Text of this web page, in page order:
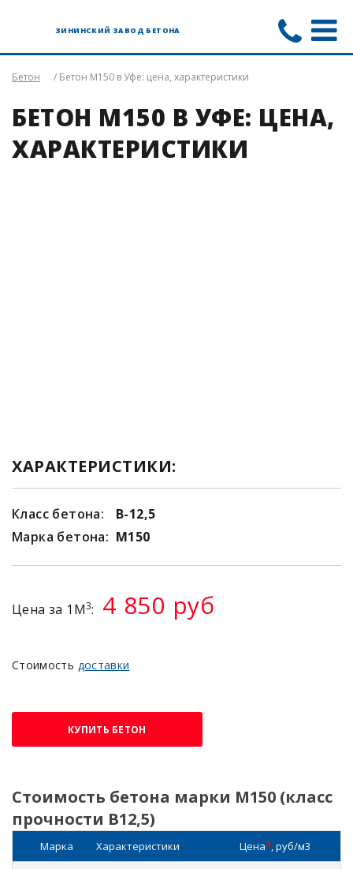
ЗИНИНСКИЙ ЗАВОД БЕТОНА
Бетон / Бетон М150 в Уфе: цена, характеристики
БЕТОН М150 В УФЕ: ЦЕНА,
ХАРАКТЕРИСТИКИ
ХАРАКТЕРИСТИКИ:
Класс бетона:
В-12,5
Марка бетона: М150
Цена за 1М3: 4 850 руб
Стоимость доставки
КУПИТЬ БЕТОН
Стоимость бетона марки М150 (класс
прочности В12,5)
Марка Характеристики Цена*, руб/м3